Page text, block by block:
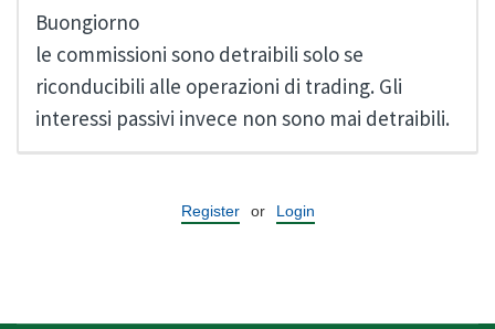
Buongiorno
le commissioni sono detraibili solo se
riconducibili alle operazioni di trading. Gli
interessi passivi invece non sono mai detraibili.
Register or Login